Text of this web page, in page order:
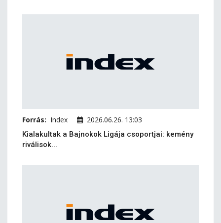
Forrás: Index 2026.06.26. 13:03
Kialakultak a Bajnokok Ligája csoportjai: kemény
riválisok...